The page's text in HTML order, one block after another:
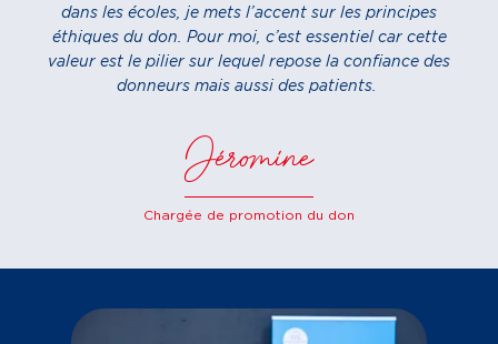
dans les écoles, je mets l’accent sur les principes
éthiques du don. Pour moi, c’est essentiel car cette
valeur est le pilier sur lequel repose la confiance des
donneurs mais aussi des patients.
Jéromine
Chargée de promotion du don